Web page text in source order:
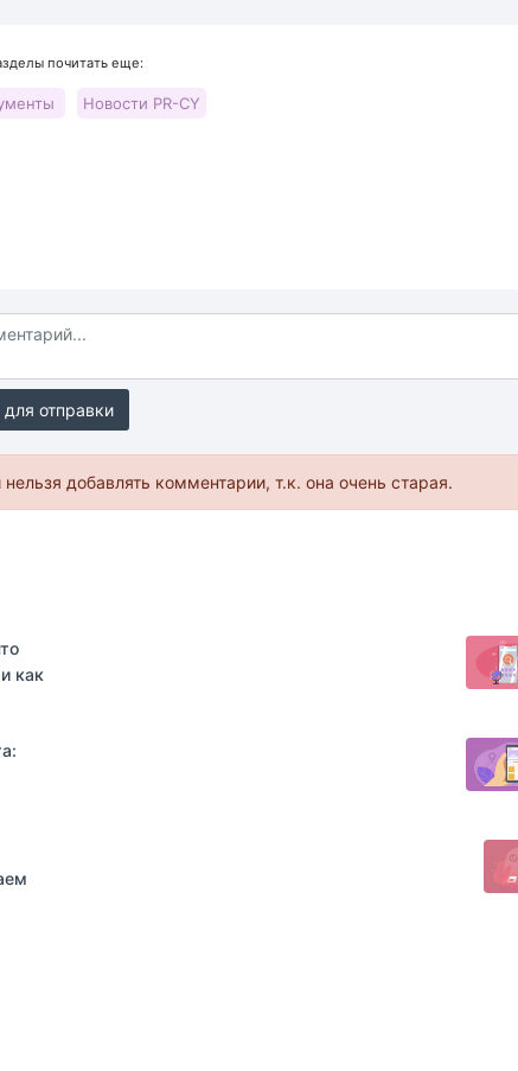
почитать еще:
Новости PR-CY
отправки
добавлять комментарии, т.к. она очень старая.
как